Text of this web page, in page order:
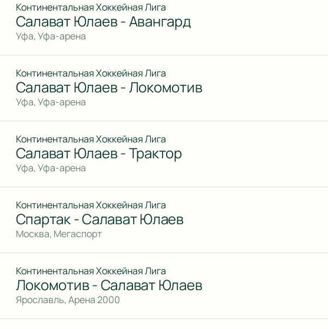
Континентальная Хоккейная Лига
Салават Юлаев - Авангард
Уфа, Уфа-арена
Континентальная Хоккейная Лига
Салават Юлаев - Локомотив
Уфа, Уфа-арена
Континентальная Хоккейная Лига
Салават Юлаев - Трактор
Уфа, Уфа-арена
Континентальная Хоккейная Лига
Спартак - Салават Юлаев
Москва, Мегаспорт
Континентальная Хоккейная Лига
Локомотив - Салават Юлаев
Ярославль, Арена 2000